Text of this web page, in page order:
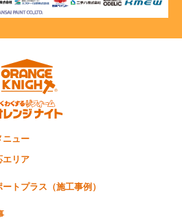
ニュー
エリア
トプラス（施工事例）